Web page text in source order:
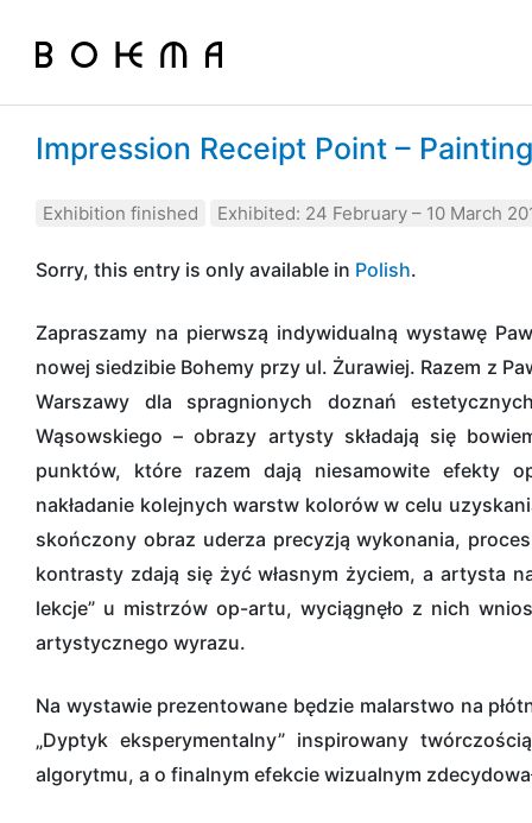
Impression Receipt Point –
Exhibition finished Exhibited: 24 February – 10 March
Sorry, this entry is only available in Polish.
Zapraszamy na pierwszą indywidualną wystawę
nowej siedzibie Bohemy przy ul. Żurawiej. Razem z
Warszawy dla spragnionych doznań
Wąsowskiego – obrazy artysty składają się
punktów, które razem dają niesamowite efekty
nakładanie kolejnych warstw kolorów w celu
skończony obraz uderza precyzją wykonania,
kontrasty zdają się żyć własnym życiem, a artysta
lekcje” u mistrzów op-artu, wyciągnęło z nich
artystycznego wyrazu.
Na wystawie prezentowane będzie malarstwo na
„Dyptyk eksperymentalny” inspirowany
algorytmu, a o finalnym efekcie wizualnym